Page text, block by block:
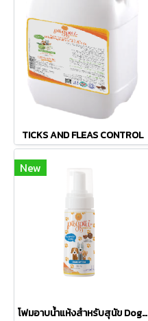
TICKS AND FLEAS CONTROL
New
โฟมอาบน้ำแห้งสำหรับสุนัข Dog Foam